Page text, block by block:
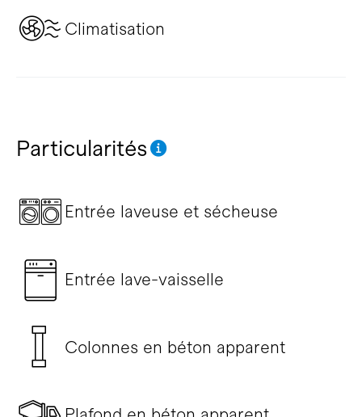
Climatisation
Particularités
Entrée laveuse et sécheuse
Entrée lave-vaisselle
Colonnes en béton apparent